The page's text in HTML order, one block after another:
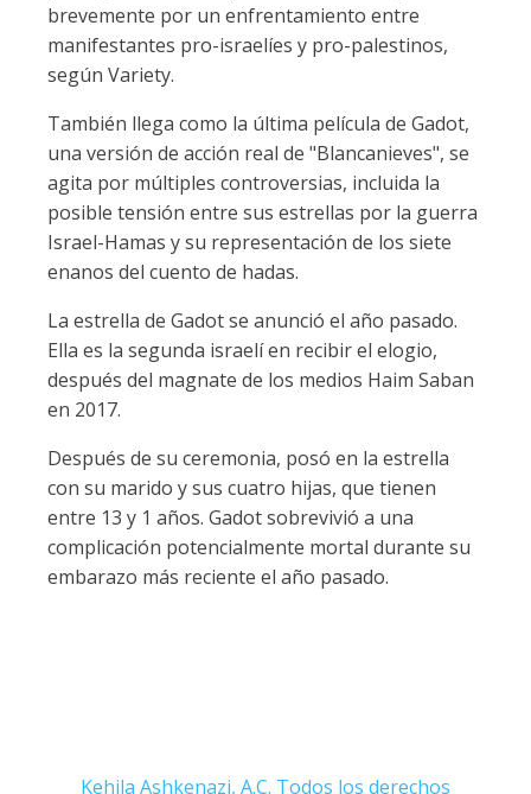
brevemente por un enfrentamiento entre
manifestantes pro-israelíes y pro-palestinos,
según Variety.
También llega como la última película de Gadot,
una versión de acción real de "Blancanieves", se
agita por múltiples controversias, incluida la
posible tensión entre sus estrellas por la guerra
Israel-Hamas y su representación de los siete
enanos del cuento de hadas.
La estrella de Gadot se anunció el año pasado.
Ella es la segunda israelí en recibir el elogio,
después del magnate de los medios Haim Saban
en 2017.
Después de su ceremonia, posó en la estrella
con su marido y sus cuatro hijas, que tienen
entre 13 y 1 años. Gadot sobrevivió a una
complicación potencialmente mortal durante su
embarazo más reciente el año pasado.
Kehila Ashkenazi, A.C. Todos los derechos